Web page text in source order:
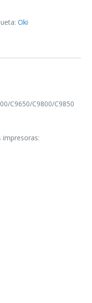
Oki
C9650/C9800/C9850
impresoras: